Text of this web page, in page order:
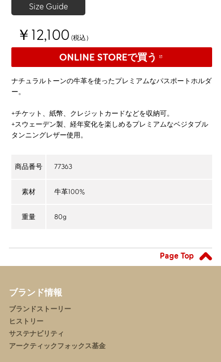
Size Guide
￥12,100 (税込）
ONLINE STOREで買う
ナチュラルトーンの牛革を使ったプレミアムなパスポートホルダ
ー。
+チケット、紙幣、クレジットカードなどを収納可。
+スウェーデン製、経年変化を楽しめるプレミアムなベジタブル
タンニングレザー使用。
商品番号 77363
素材 牛革100%
重量 80g
Page Top
ブランド情報
ブランドストーリー
ヒストリー
サステナビリティ
アークティックフォックス基金